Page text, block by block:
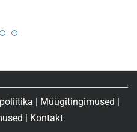
Müügitingimused
Kontakt